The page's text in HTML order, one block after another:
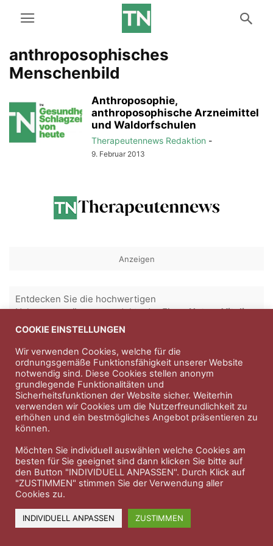
anthroposophisches
Menschenbild
Anthroposophie,
anthroposophische Arzneimittel
und Waldorfschulen
Therapeutennews Redaktion -
9. Februar 2013
Anzeigen
Entdecken Sie die hochwertigen
Nahrungsergänungsprodukte der FirmaNatura Vitalis
Jahn & Partner Versicherungsmakler GmbH
Versicherungen und Finanzdienstleistungen seit 1986 -
Professioneller Rundumschutz seit über 30 Jahren.
Impressum Nutzungsbedingungen
Datenschutzerklärung
© 2023 Therapeutennews.de
COOKIE EINSTELLUNGEN
Wir verwenden Cookies, welche für die
ordnungsgemäße Funktionsfähigkeit unserer Website
notwendig sind. Diese Cookies stellen anonym
grundlegende Funktionalitäten und
Sicherheitsfunktionen der Website sicher. Weiterhin
verwenden wir Cookies um die Nutzerfreundlichkeit zu
erhöhen und ein bestmögliches Angebot präsentieren zu
können.
Möchten Sie individuell auswählen welche Cookies am
besten für Sie geeignet sind dann klicken Sie bitte auf
den Button "INDIVIDUELL ANPASSEN". Durch Klick auf
"ZUSTIMMEN" stimmen Sie der Verwendung aller
Cookies zu.
INDIVIDUELL ANPASSEN ZUSTIMMEN